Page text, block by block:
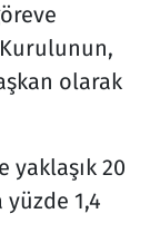
olarak
yaklaşık 20
1,4